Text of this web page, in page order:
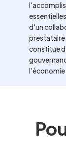
d'un
prestataire
constitue
l'économie